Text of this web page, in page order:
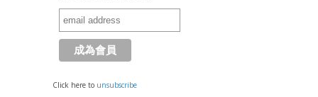
Click here to unsubscribe